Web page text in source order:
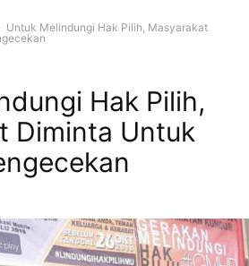
Untuk Melindungi Hak Pilih, Masyarakat
Hak Pilih,
Diminta Untuk